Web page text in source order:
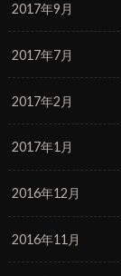
2017年9月
2017年7月
2017年2月
2017年1月
2016年12月
2016年11月